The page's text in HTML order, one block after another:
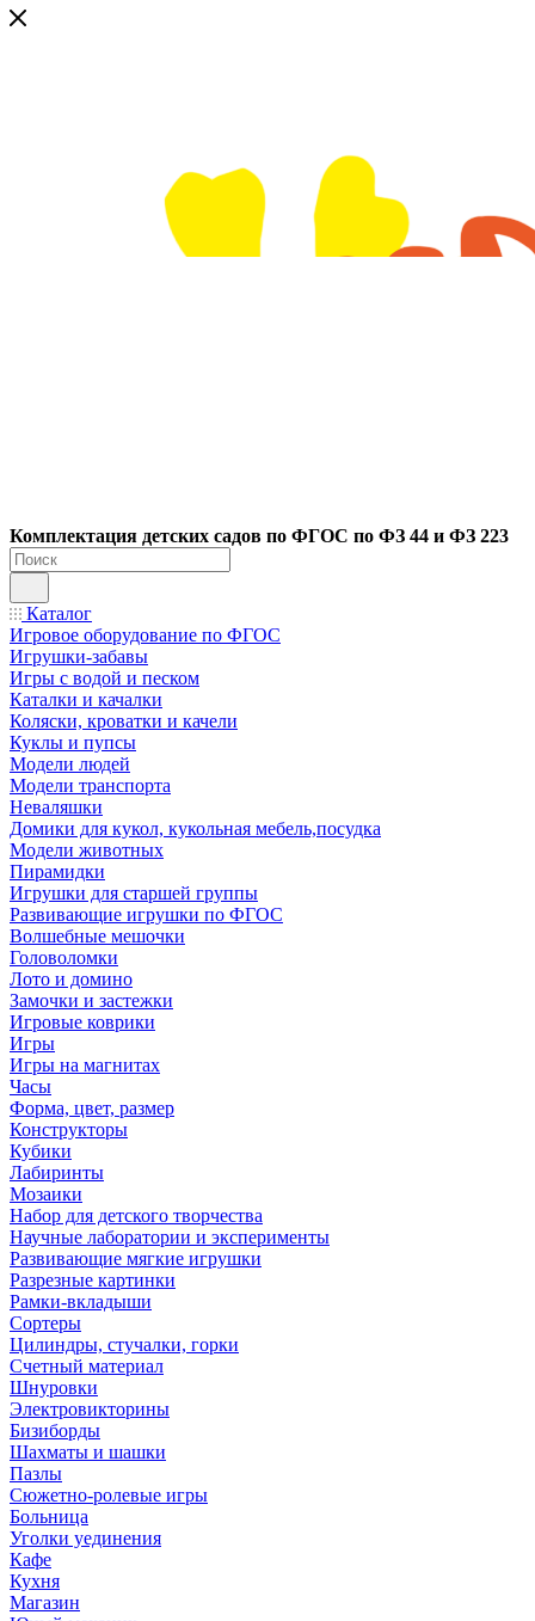
Комплектация детских садов по ФГОC по ФЗ 44 и ФЗ 223
Каталог
Игровое оборудование по ФГОС
Игрушки-забавы
Игры с водой и песком
Каталки и качалки
Коляски, кроватки и качели
Куклы и пупсы
Модели людей
Модели транспорта
Неваляшки
Домики для кукол, кукольная мебель,посудка
Модели животных
Пирамидки
Игрушки для старшей группы
Развивающие игрушки по ФГОС
Волшебные мешочки
Головоломки
Лото и домино
Замочки и застежки
Игровые коврики
Игры
Игры на магнитах
Часы
Форма, цвет, размер
Конструкторы
Кубики
Лабиринты
Мозаики
Набор для детского творчества
Научные лаборатории и эксперименты
Развивающие мягкие игрушки
Разрезные картинки
Рамки-вкладыши
Сортеры
Цилиндры, стучалки, горки
Счетный материал
Шнуровки
Электровикторины
Бизиборды
Шахматы и шашки
Пазлы
Сюжетно-ролевые игры
Больница
Уголки уединения
Кафе
Кухня
Магазин